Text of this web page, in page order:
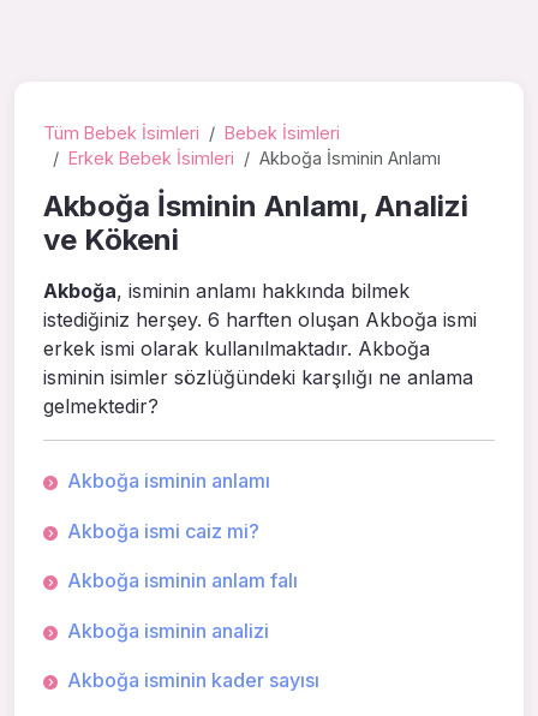
Tüm Bebek İsimleri
Bebek İsimleri
Erkek Bebek İsimleri
Akboğa İsminin Anlamı
Akboğa İsminin Anlamı, Analizi
ve Kökeni
Akboğa, isminin anlamı hakkında bilmek
istediğiniz herşey. 6 harften oluşan Akboğa ismi
erkek ismi olarak kullanılmaktadır. Akboğa
isminin isimler sözlüğündeki karşılığı ne anlama
gelmektedir?
Akboğa isminin anlamı
Akboğa ismi caiz mi?
Akboğa isminin anlam falı
Akboğa isminin analizi
Akboğa isminin kader sayısı